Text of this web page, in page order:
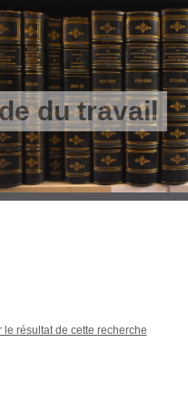
du travail
le résultat de cette recherche